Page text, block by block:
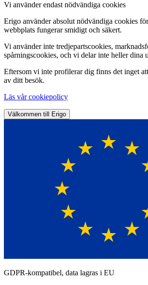
Vi använder endast nödvändiga cookies
Erigo använder absolut nödvändiga cookies
webbplats fungerar smidigt och säkert.
Vi använder inte tredjepartscookies,
spårningscookies, och vi delar inte heller dina
Eftersom vi inte profilerar dig finns det inget
av ditt besök.
Läs vår cookiepolicy
Välkommen till Erigo
GDPR-kompatibel, data lagras i EU